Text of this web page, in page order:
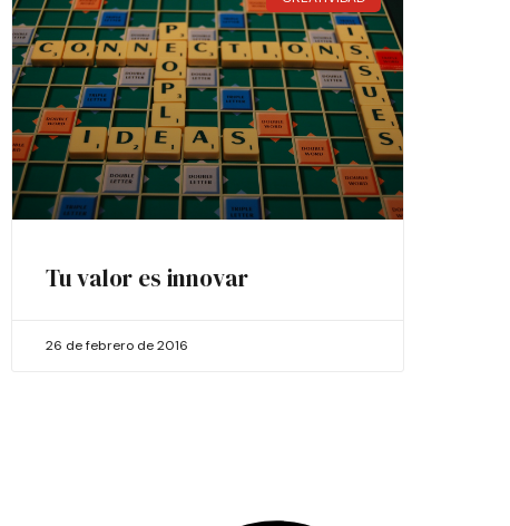
Tu valor es innovar
26 de febrero de 2016